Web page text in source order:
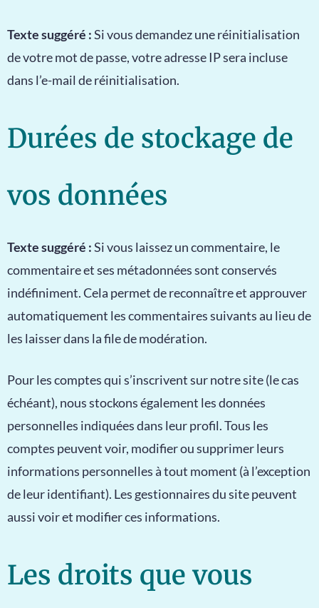
Texte suggéré :Si vous demandez une réinitialisation
de votre mot de passe, votre adresse IP sera incluse
dans l’e-mail de réinitialisation.
Durées de stockage de
vos données
Texte suggéré :Si vous laissez un commentaire, le
commentaire et ses métadonnées sont conservés
indéfiniment. Cela permet de reconnaître et approuver
automatiquement les commentaires suivants au lieu de
les laisser dans la file de modération.
Pour les comptes qui s’inscrivent sur notre site (le cas
échéant), nous stockons également les données
personnelles indiquées dans leur profil. Tous les
comptes peuvent voir, modifier ou supprimer leurs
informations personnelles à tout moment (à l’exception
de leur identifiant). Les gestionnaires du site peuvent
aussi voir et modifier ces informations.
Les droits que vous